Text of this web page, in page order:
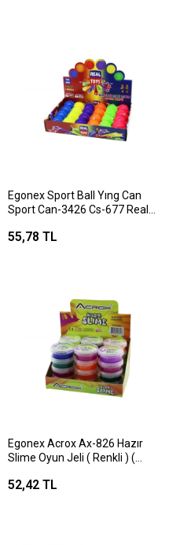
Egonex Sport Ball Yıng Can
Sport Can-3426 Cs-677 Real
Top ( Fırlat-yakala-zıpla )*24x26
55,78 TL
Egonex Acrox Ax-826 Hazır
Slime Oyun Jeli ( Renkli ) (
52,42 TL